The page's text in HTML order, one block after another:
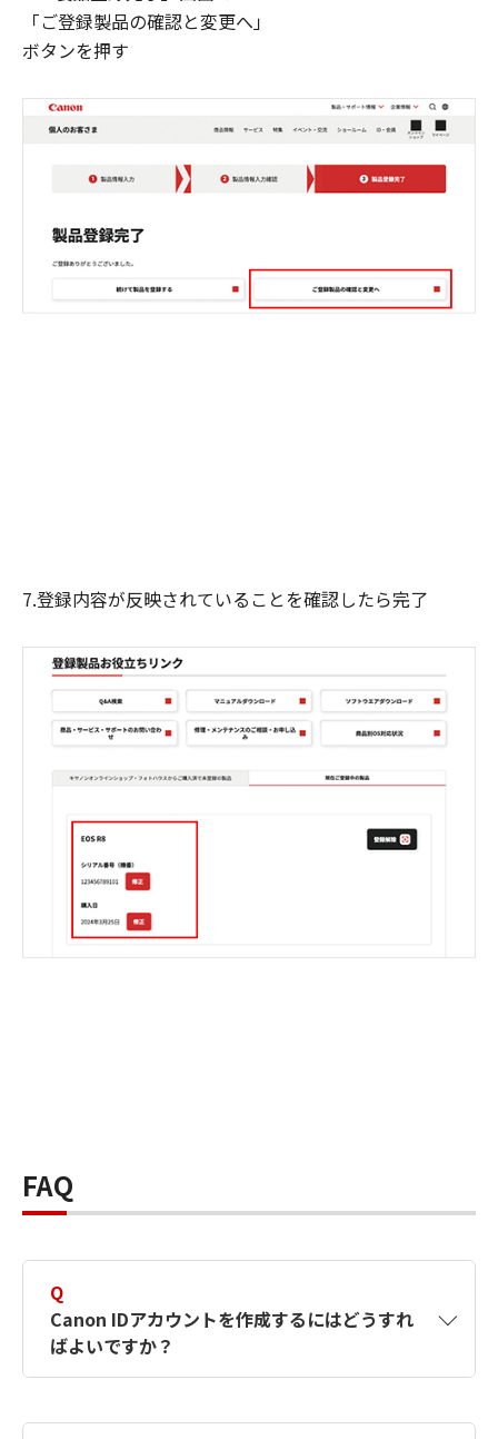
「ご登録製品の確認と変更へ」
ボタンを押す
7.登録内容が反映されていることを確認したら完了
FAQ
Q
Canon IDアカウントを作成するにはどうすれ
ばよいですか？